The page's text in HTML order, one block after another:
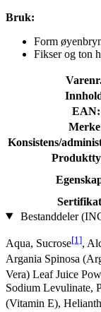
Bruk:
Form
Fikser og ton
EAN:
Konsistens/
Bestanddeler
Aqua, Sucrose[1],
Argania Spinosa
Vera) Leaf Juice
Sodium Levulinate,
(Vitamin E),